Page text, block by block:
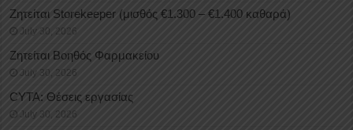
Ζητείται Storekeeper (μισθός €1.300 – €1.400 καθαρά)
July 30, 2026
Ζητείται Βοηθός Φαρμακείου
July 30, 2026
CYTA: Θέσεις εργασίας
July 30, 2026